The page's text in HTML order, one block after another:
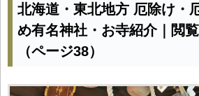
北海道・東北地方 厄除け・
め有名神社・お寺紹介｜閲
（ページ38）